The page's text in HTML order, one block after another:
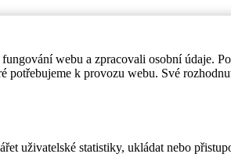
webu a zpracovali osobní údaje.
potřebujeme k provozu webu. Své
uživatelské statistiky, ukládat nebo